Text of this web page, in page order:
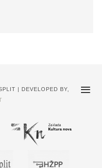
| DEVELOPED BY,